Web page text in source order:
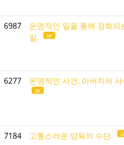
6987
운명적인 일을 통해 정화되
일.
jp
6277 운명적인 사건. 아버지의 사
jp
7184 고통스러운 양육의 수단.